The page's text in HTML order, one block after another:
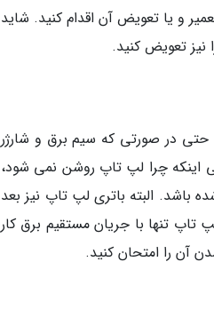
و یا تعویض آن اقدام کنید. شاید
نیز تعویض کنید.
در صورتی که سیم برق و شارژر
اینکه چرا لپ تاپ روشن نمی شود،
باشد. البته باتری لپ تاپ نیز بعد
تنها با جریان مستقیم برق کار
آن را امتحان کنید.